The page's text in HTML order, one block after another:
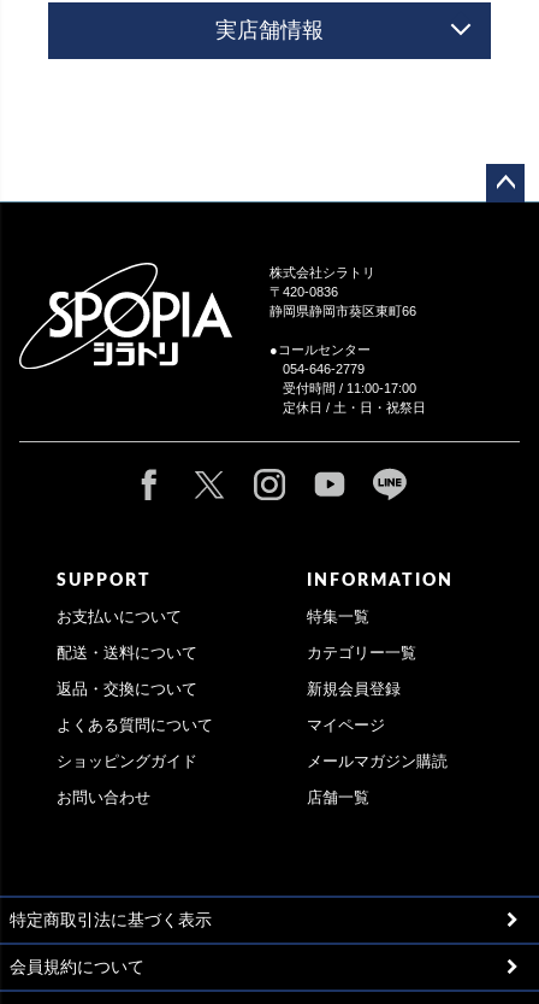
実店舗情報
株式会社シラトリ
〒420-0836
静岡県静岡市葵区東町66
●コールセンター
054-646-2779
受付時間 / 11:00-17:00
定休日 / 土・日・祝祭日
SUPPORT
お支払いについて
配送・送料について
返品・交換について
よくある質問について
ショッピングガイド
お問い合わせ
INFORMATION
特集一覧
カテゴリー一覧
新規会員登録
マイページ
メールマガジン購読
店舗一覧
特定商取引法に基づく表示
会員規約について